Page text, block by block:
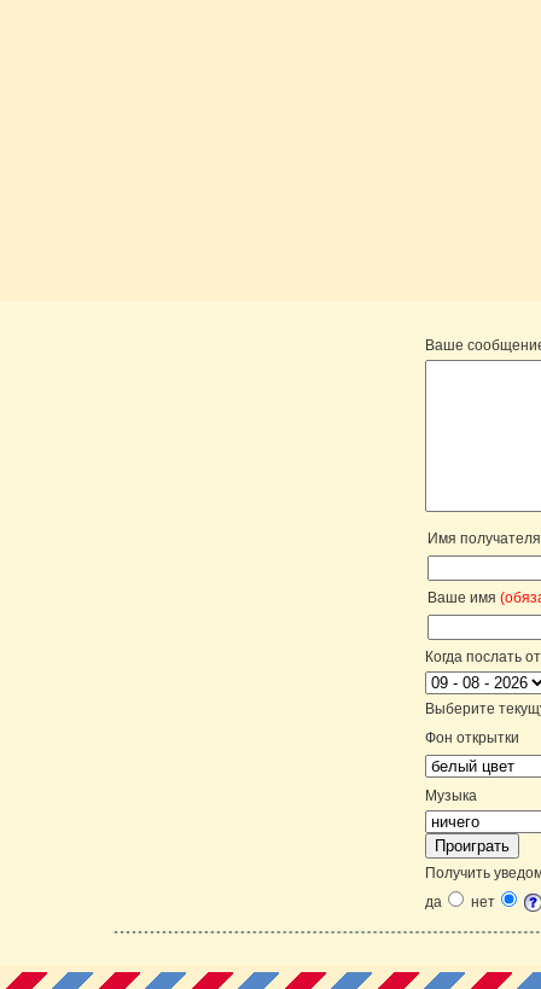
Ваше
Имя
Ваше имя
Когда послать
Выберите
Фон открытки
Музыка
Получить
да
нет